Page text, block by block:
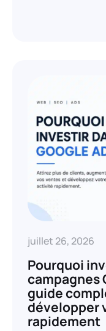
juillet 26, 2026
Pourquoi
campagnes
guide
développer
rapidement